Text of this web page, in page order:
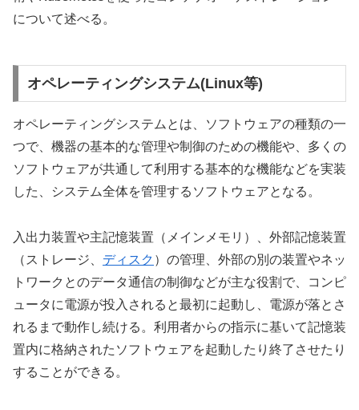
について述べる 。
オペレーティングシステム(Linux等)
オペレーティングシステムとは、ソフトウェアの種類の一
つで、機器の基本的な管理や制御のための機能や、多くの
ソフトウェアが共通して利用する基本的な機能などを実装
した、システム全体を管理するソフトウェアとなる。
入出力装置や主記憶装置（メインメモリ）、外部記憶装置
（ストレージ、 ディスク ）の管理、外部の別の装置やネッ
トワークとのデータ通信の制御などが主な役割で、コンピ
ュータに電源が投入されると最初に起動し、電源が落とさ
れるまで動作し続ける。利用者からの指示に基いて記憶装
置内に格納されたソフトウェアを起動したり終了させたり
することができる。